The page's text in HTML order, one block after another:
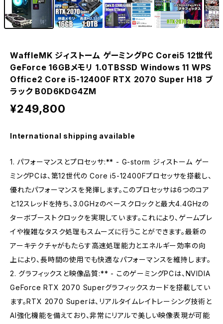
WaffleMK ジィストーム ゲーミングPC Corei5 12世代
GeForce 16GBメモリ 1.0TBSSD Windows 11 WPS
Office2 Core i5-12400F RTX 2070 Super H18 ブ
ラック B0D6KDG4ZM
¥249,800
International shipping available
1. パフォーマンスとプロセッサ:** - G-storm ジィストーム ゲー
ミングPCは、第12世代の Core i5-12400Fプロセッサを搭載し、
優れたパフォーマンスを発揮します。このプロセッサは6つのコア
と12スレッドを持ち、3.0GHzのベースクロックと最大4.4GHzの
ターボブーストクロックを実現しています。これにより、ゲームプレ
イや複雑なタスク処理もスムーズに行うことができます。最新の
アーキテクチャがもたらす高速処理能力とエネルギー効率の向
上により、長時間の使用でも快適なパフォーマンスを維持します。
2. グラフィックスと映像品質:** - このゲーミングPCは、NVIDIA
GeForce RTX 2070 Superグラフィックスカードを搭載してい
ます。RTX 2070 Superは、リアルタイムレイトレーシング技術と
AI強化機能を備えており、非常にリアルで美しい映像表現が可能